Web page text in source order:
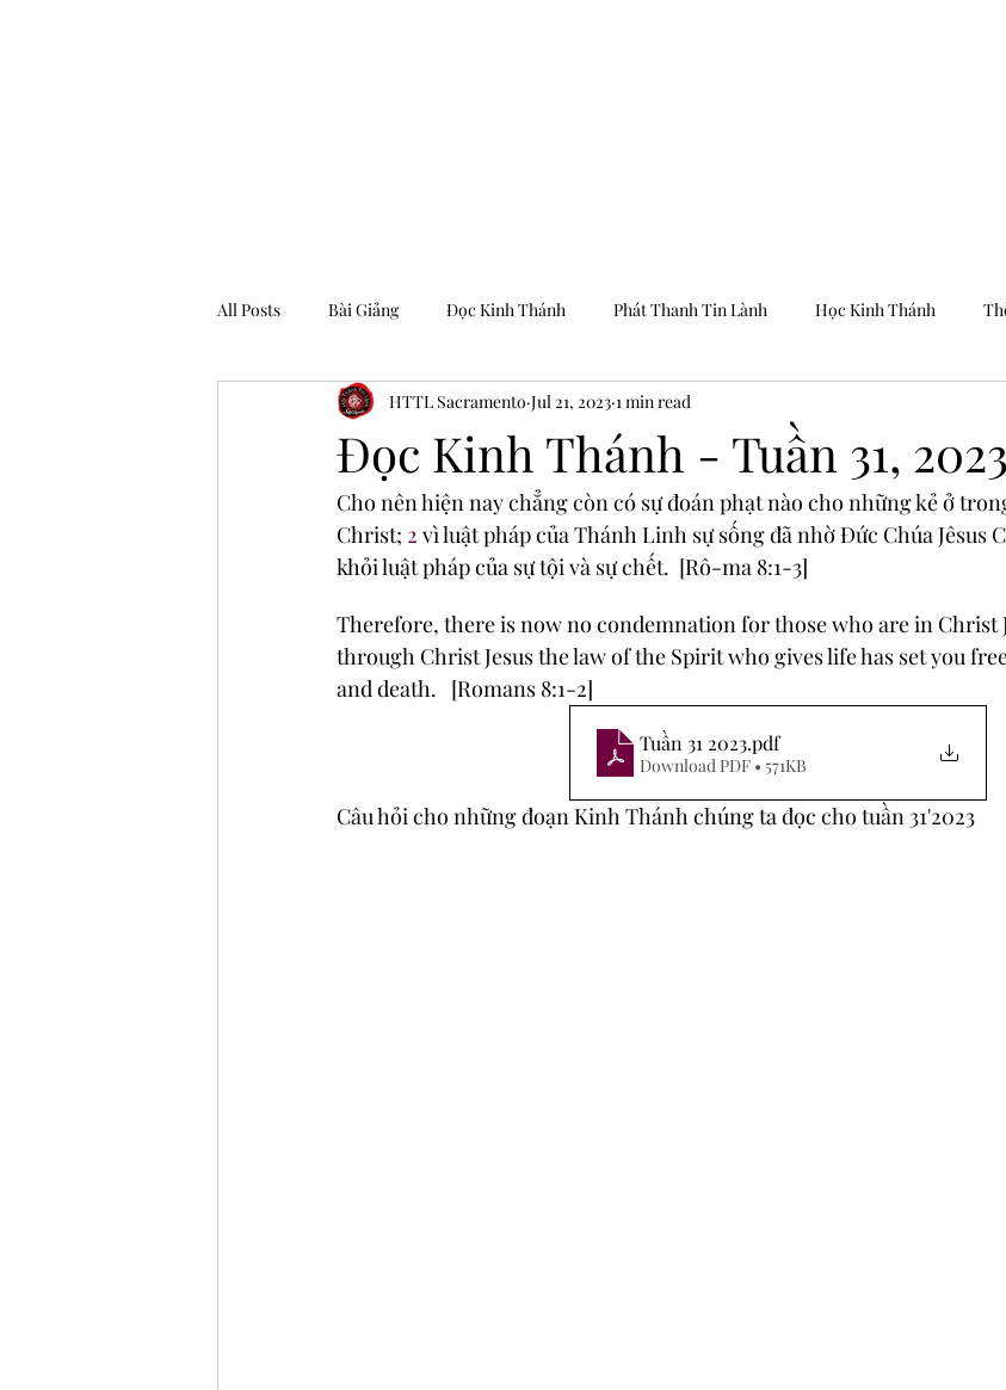
All Posts Bài Giảng Đọc Kinh Thánh Phát Thanh Tin Lành Học Kinh Thánh
Đọc Kinh Thánh - Tuần 31, 2023
HTTL Sacramento Jul 21, 2023 1 min read
Cho nên hiện nay chẳng còn có sự đoán phạt nào cho những kẻ ở
Christ; 2 vì luật pháp của Thánh Linh sự sống đã nhờ Đức Chúa Jêsus
khỏi luật pháp của sự tội và sự chết.  [Rô-ma 8:1-3]
Therefore, there is now no condemnation for those who are in Christ
through Christ Jesus the law of the Spirit who gives life has set you
and death.   [Romans 8:1-2]
Tuần 31 2023.pdf
Download PDF • 571KB
Câu hỏi cho những đoạn Kinh Thánh chúng ta đọc cho tuần 31'2023